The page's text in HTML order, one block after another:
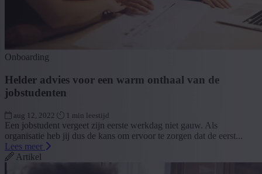
Onboarding
Helder advies voor een warm onthaal van de
jobstudenten
aug 12, 2022 1 min leestijd
Een jobstudent vergeet zijn eerste werkdag niet gauw. Als
organisatie heb jij dus de kans om ervoor te zorgen dat de eerst...
Lees meer
Artikel